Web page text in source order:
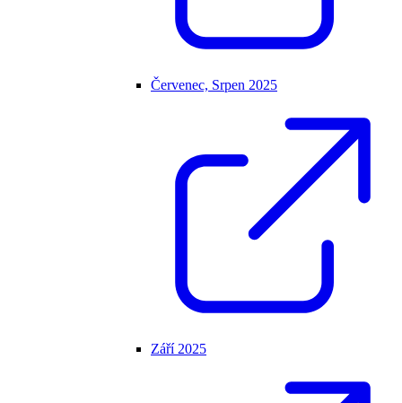
Červenec, Srpen 2025
Září 2025